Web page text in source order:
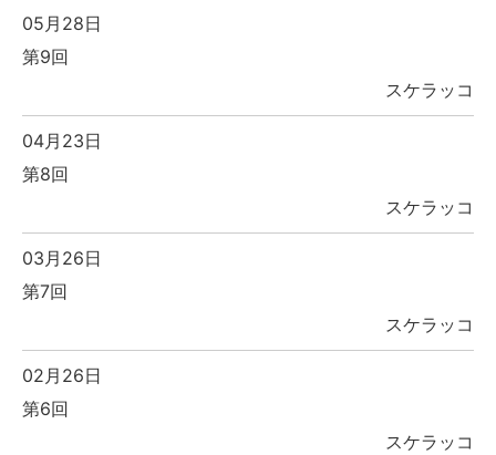
05月28日
第9回
スケラッコ
04月23日
第8回
スケラッコ
03月26日
第7回
スケラッコ
02月26日
第6回
スケラッコ